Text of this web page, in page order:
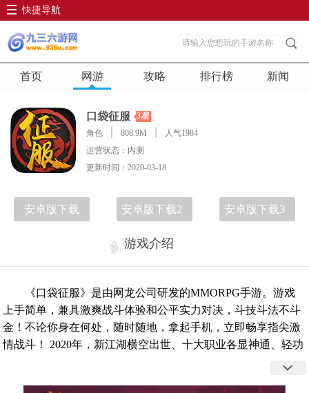
快捷导航
首页 网游 攻略 排行榜 新闻
口袋征服
3星
角色
808.9M
人气1984
运营状态：内测
更新时间：2020-03-18
安卓版下载 安卓版下载2 安卓版下载3
游戏介绍
《口袋征服》是由网龙公司研发的MMORPG手游。游戏
上手简单，兼具激爽战斗体验和公平实力对决，斗技斗法不斗
金！不论你身在何处，随时随地，拿起手机，立即畅享指尖激
情战斗！ 2020年，新江湖横空出世、十大职业各显神通、轻功